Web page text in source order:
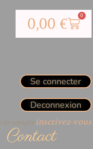
0,00 € 0
Se connecter
Deconnexion
de compteinscrivez-vous
Contact